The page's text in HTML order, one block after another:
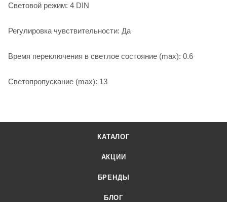
Световой режим: 4 DIN
Регулировка чувствительности: Да
Время переключения в светлое состояние (max): 0.6
Светопропускание (max): 13
КАТАЛОГ
АКЦИИ
БРЕНДЫ
БЛОГ